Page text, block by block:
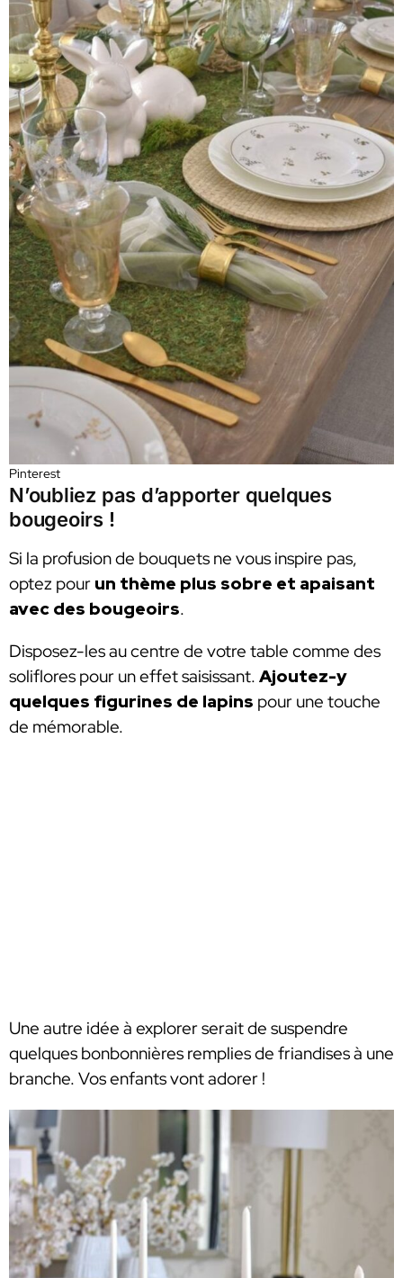
Pinterest
N’oubliez pas d’apporter quelques
bougeoirs !
Si la profusion de bouquets ne vous inspire pas,
optez pour un thème plus sobre et apaisant
avec des bougeoirs.
Disposez-les au centre de votre table comme des
soliflores pour un effet saisissant. Ajoutez-y
quelques figurines de lapins pour une touche
de mémorable.
Une autre idée à explorer serait de suspendre
quelques bonbonnières remplies de friandises à une
branche. Vos enfants vont adorer !